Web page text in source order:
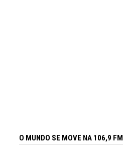
O MUNDO SE MOVE NA 106,9 FM